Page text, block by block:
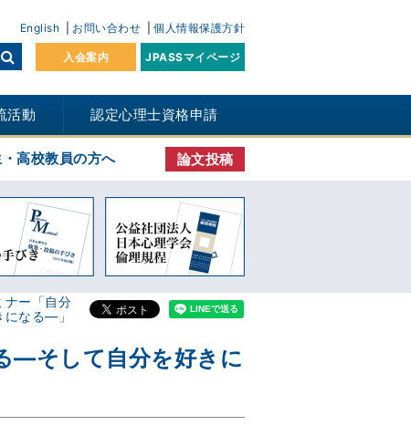
English お問い合わせ 個人情報保護方針
入会案内 JPASSマイページ
活動 認定心理士資格申請
高校教員の方へ 論文投稿
ナー「自分
なる―」
―そして自分を好きに